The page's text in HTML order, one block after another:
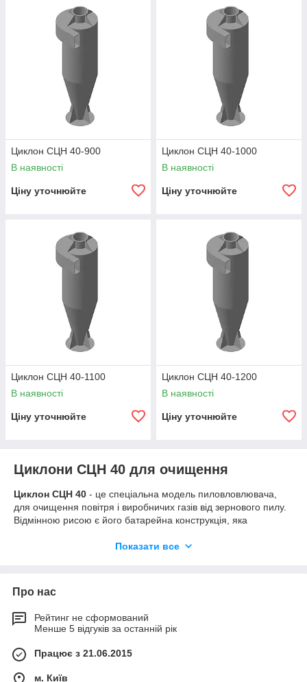
Циклон СЦН 40-900
В наявності
Ціну уточнюйте
Циклон СЦН 40-1000
В наявності
Ціну уточнюйте
Циклон СЦН 40-1100
В наявності
Ціну уточнюйте
Циклон СЦН 40-1200
В наявності
Ціну уточнюйте
Циклони СЦН 40 для очищення
Циклон СЦН 40 - це спеціальна модель пиловловлювача,
для очищення повітря і виробничих газів від зернового пилу.
Відмінною рисою є його батарейна конструкція, яка
застосовується при зернообработке, при зберіганні зернових
також в сільському господарстві, при заготівлі кормів. Також
циклону є додаткові варіанти застосування. Наприклад, його
встановлюють для видалення з повітря частинок сажі, піску, а
також металу, деревини, будматеріалів. Особливо доцільно
застосування даного агрегату для видалення шліфувального
пилу.
Характеристики циклону СЦН 40
Показати все
Про нас
Рейтинг не сформований
Менше 5 відгуків за останній рік
Працює з 21.06.2015
м. Київ